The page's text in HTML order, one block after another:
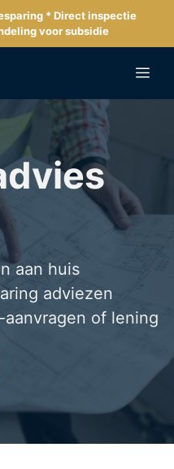
* Direct inspectie
voor subsidie
aan huis
adviezen
of lening